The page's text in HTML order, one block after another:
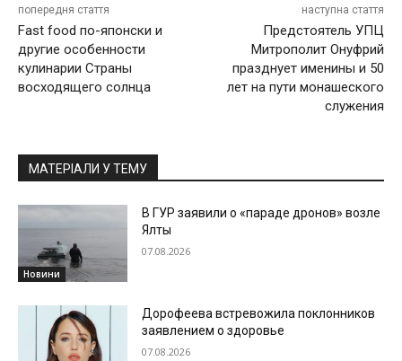
попередня стаття
Fast food по-японски и
другие особенности
кулинарии Страны
восходящего солнца
наступна стаття
Предстоятель УПЦ
Митрополит Онуфрий
празднует именины и 50
лет на пути монашеского
служения
МАТЕРІАЛИ У ТЕМУ
Новини
В ГУР заявили о «параде дронов» возле
Ялты
07.08.2026
Дорофеева встревожила поклонников
заявлением о здоровье
07.08.2026